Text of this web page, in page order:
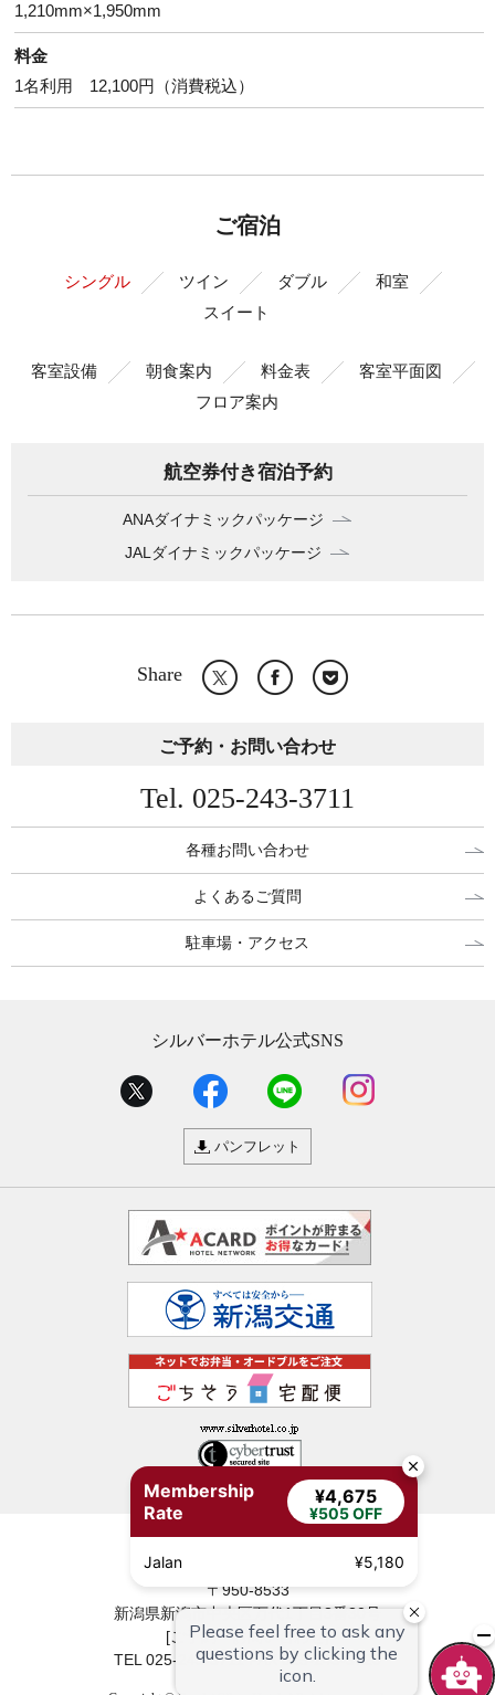
1,210mm×1,950mm
料金
1名利用 12,100円（消費税込）
ご宿泊
シングル ツイン ダブル
和室
スイート
客室設備 朝食案内 料金表
客室平面図
フロア案内
航空券付き宿泊予約
ANAダイナミックパッケージ
JALダイナミックパッケージ
Share
ご予約・お問い合わせ
Tel. 025-243-3711
各種お問い合わせ
よくあるご質問
駐車場・アクセス
シルバーホテル公式SNS
パンフレット
〒950-8533
新潟県新潟市中央区万代1丁目3番30号
[ご予約・お問い合わせ]
TEL 025-243-3711FAX 025-243-3720
Membership
Rate
¥4,675
¥505 OFF
Jalan ¥5,180